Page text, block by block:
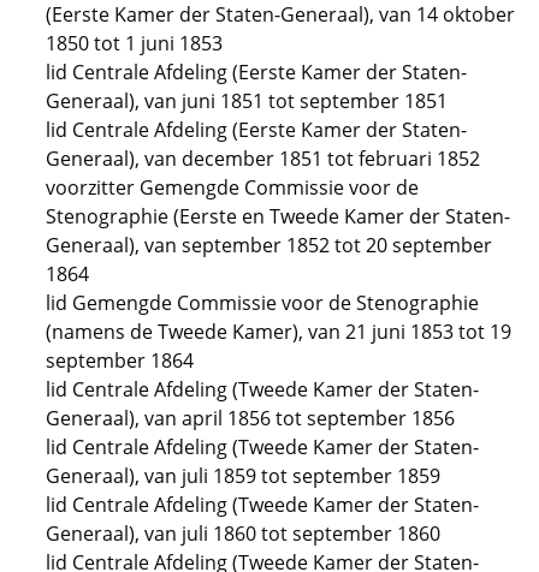
(Eerste Kamer der Staten-Generaal), van 14 oktober
1850 tot 1 juni 1853
lid Centrale Afdeling (Eerste Kamer der Staten-
Generaal), van juni 1851 tot september 1851
lid Centrale Afdeling (Eerste Kamer der Staten-
Generaal), van december 1851 tot februari 1852
voorzitter Gemengde Commissie voor de
Stenographie (Eerste en Tweede Kamer der Staten-
Generaal), van september 1852 tot 20 september
1864
lid Gemengde Commissie voor de Stenographie
(namens de Tweede Kamer), van 21 juni 1853 tot 19
september 1864
lid Centrale Afdeling (Tweede Kamer der Staten-
Generaal), van april 1856 tot september 1856
lid Centrale Afdeling (Tweede Kamer der Staten-
Generaal), van juli 1859 tot september 1859
lid Centrale Afdeling (Tweede Kamer der Staten-
Generaal), van juli 1860 tot september 1860
lid Centrale Afdeling (Tweede Kamer der Staten-